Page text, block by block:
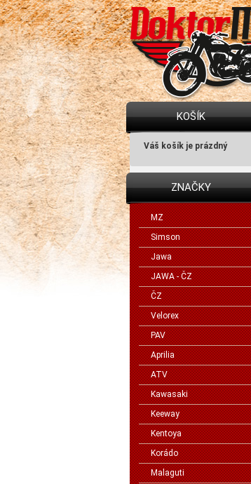
KOŠÍK
Váš košík je prázdný
ZNAČKY
MZ
Simson
Jawa
JAWA - ČZ
ČZ
Velorex
PAV
Aprilia
ATV
Kawasaki
Keeway
Kentoya
Korádo
Malaguti